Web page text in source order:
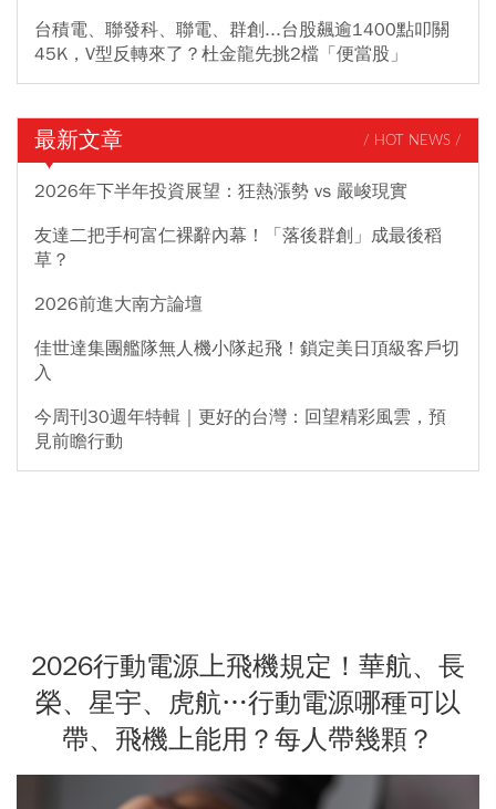
台積電、聯發科、聯電、群創...台股飆逾1400點叩關
45K，V型反轉來了？杜金龍先挑2檔「便當股」
最新文章 / HOT NEWS /
2026年下半年投資展望：狂熱漲勢 vs 嚴峻現實
友達二把手柯富仁裸辭內幕！「落後群創」成最後稻
草？
2026前進大南方論壇
佳世達集團艦隊無人機小隊起飛！鎖定美日頂級客戶切
入
今周刊30週年特輯｜更好的台灣：回望精彩風雲，預
見前瞻行動
2026行動電源上飛機規定！華航、長
榮、星宇、虎航…行動電源哪種可以
帶、飛機上能用？每人帶幾顆？